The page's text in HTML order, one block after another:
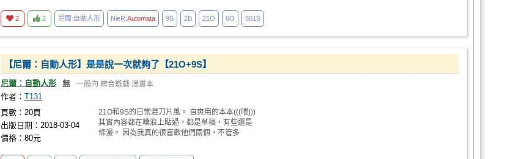
2 2 尼爾:自動人形 NieR:Automata 9S 2B 21O 6O 801S
【尼爾：自動人形】是是說一次就夠了【21O+9S】
尼爾：自動人形 無 一般向 綜合遊戲 漫畫本
作者： T131
頁數：20頁
出版日期：2018-03-04
價格：80元
21O和9S的日常混刀片風。 自爽用的本本(((喂)))
其實內容都在噗浪上貼過，都是草稿，有些還是
條漫。 因為我真的很喜歡他們兩個，不管多